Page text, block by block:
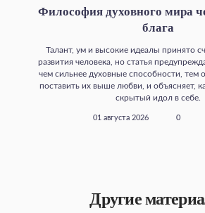
Философия духовного мира
блага
Талант, ум и высокие идеалы принято
развития человека, но статья
чем сильнее духовные способности, тем
поставить их выше любви, и объясняет,
скрытый идол в себе.
01 августа 2026 0
Другие